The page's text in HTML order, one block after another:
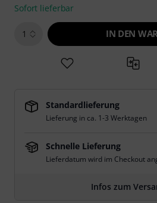
Sofort lieferbar
1 IN DEN
Standardlieferung
Lieferung in ca. 1-3 Werktagen
Schnelle Lieferung
Lieferdatum wird im Checkout
Infos zum